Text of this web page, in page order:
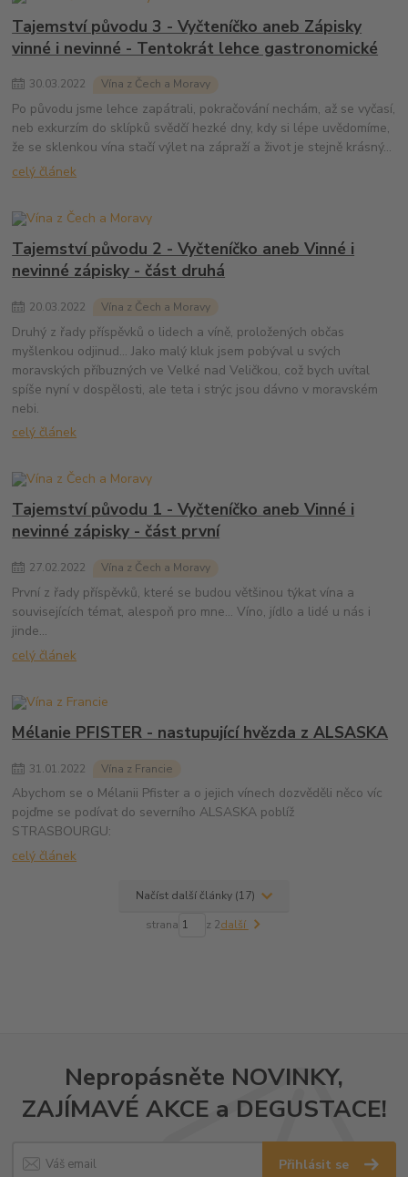
Tajemství původu 3 - Vyčteníčko aneb Zápisky
vinné i nevinné - Tentokrát lehce gastronomické
30.03.2022 Vína z Čech a Moravy
Po původu jsme lehce zapátrali, pokračování nechám, až se vyčasí,
neb exkurzím do sklípků svědčí hezké dny, kdy si lépe uvědomíme,
že se sklenkou vína stačí výlet na zápraží a život je stejně krásný...
celý článek
Tajemství původu 2 - Vyčteníčko aneb Vinné i
nevinné zápisky - část druhá
20.03.2022 Vína z Čech a Moravy
Druhý z řady příspěvků o lidech a víně, proložených občas
myšlenkou odjinud... Jako malý kluk jsem pobýval u svých
moravských příbuzných ve Velké nad Veličkou, což bych uvítal
spíše nyní v dospělosti, ale teta i strýc jsou dávno v moravském
nebi.
celý článek
Tajemství původu 1 - Vyčteníčko aneb Vinné i
nevinné zápisky - část první
27.02.2022 Vína z Čech a Moravy
První z řady příspěvků, které se budou většinou týkat vína a
souvisejících témat, alespoň pro mne... Víno, jídlo a lidé u nás i
jinde...
celý článek
Mélanie PFISTER - nastupující hvězda z ALSASKA
31.01.2022 Vína z Francie
Abychom se o Mélanii Pfister a o jejich vínech dozvěděli něco víc
pojďme se podívat do severního ALSASKA poblíž
STRASBOURGU:
celý článek
Načíst další články (17)
strana z 2další
Nepropásněte NOVINKY,
ZAJÍMAVÉ AKCE a DEGUSTACE!
Přihlásit se